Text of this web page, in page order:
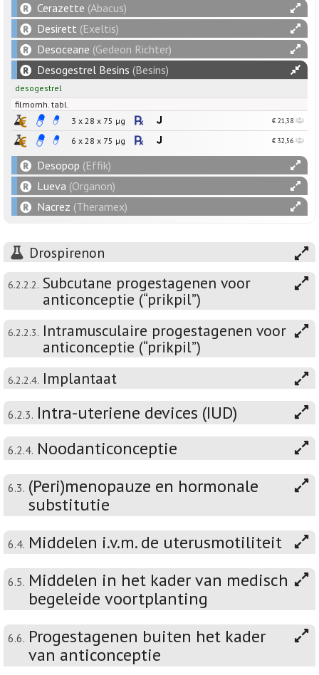
Cerazette (Abacus)
Desirett (Exeltis)
Desoceane (Gedeon Richter)
Desogestrel Besins (Besins)
desogestrel
filmomh. tabl.
3 x 28 x 75 µg € 21,38
6 x 28 x 75 µg € 32,56
Desopop (Effik)
Lueva (Organon)
Nacrez (Theramex)
Drospirenon
6.2.2.2. Subcutane progestagenen voor
anticonceptie (“prikpil”)
6.2.2.3. Intramusculaire progestagenen voor
anticonceptie (“prikpil”)
6.2.2.4. Implantaat
6.2.3. Intra-uteriene devices (IUD)
6.2.4. Noodanticonceptie
6.3. (Peri)menopauze en hormonale
substitutie
6.4. Middelen i.v.m. de uterusmotiliteit
6.5. Middelen in het kader van medisch
begeleide voortplanting
6.6. Progestagenen buiten het kader
van anticonceptie